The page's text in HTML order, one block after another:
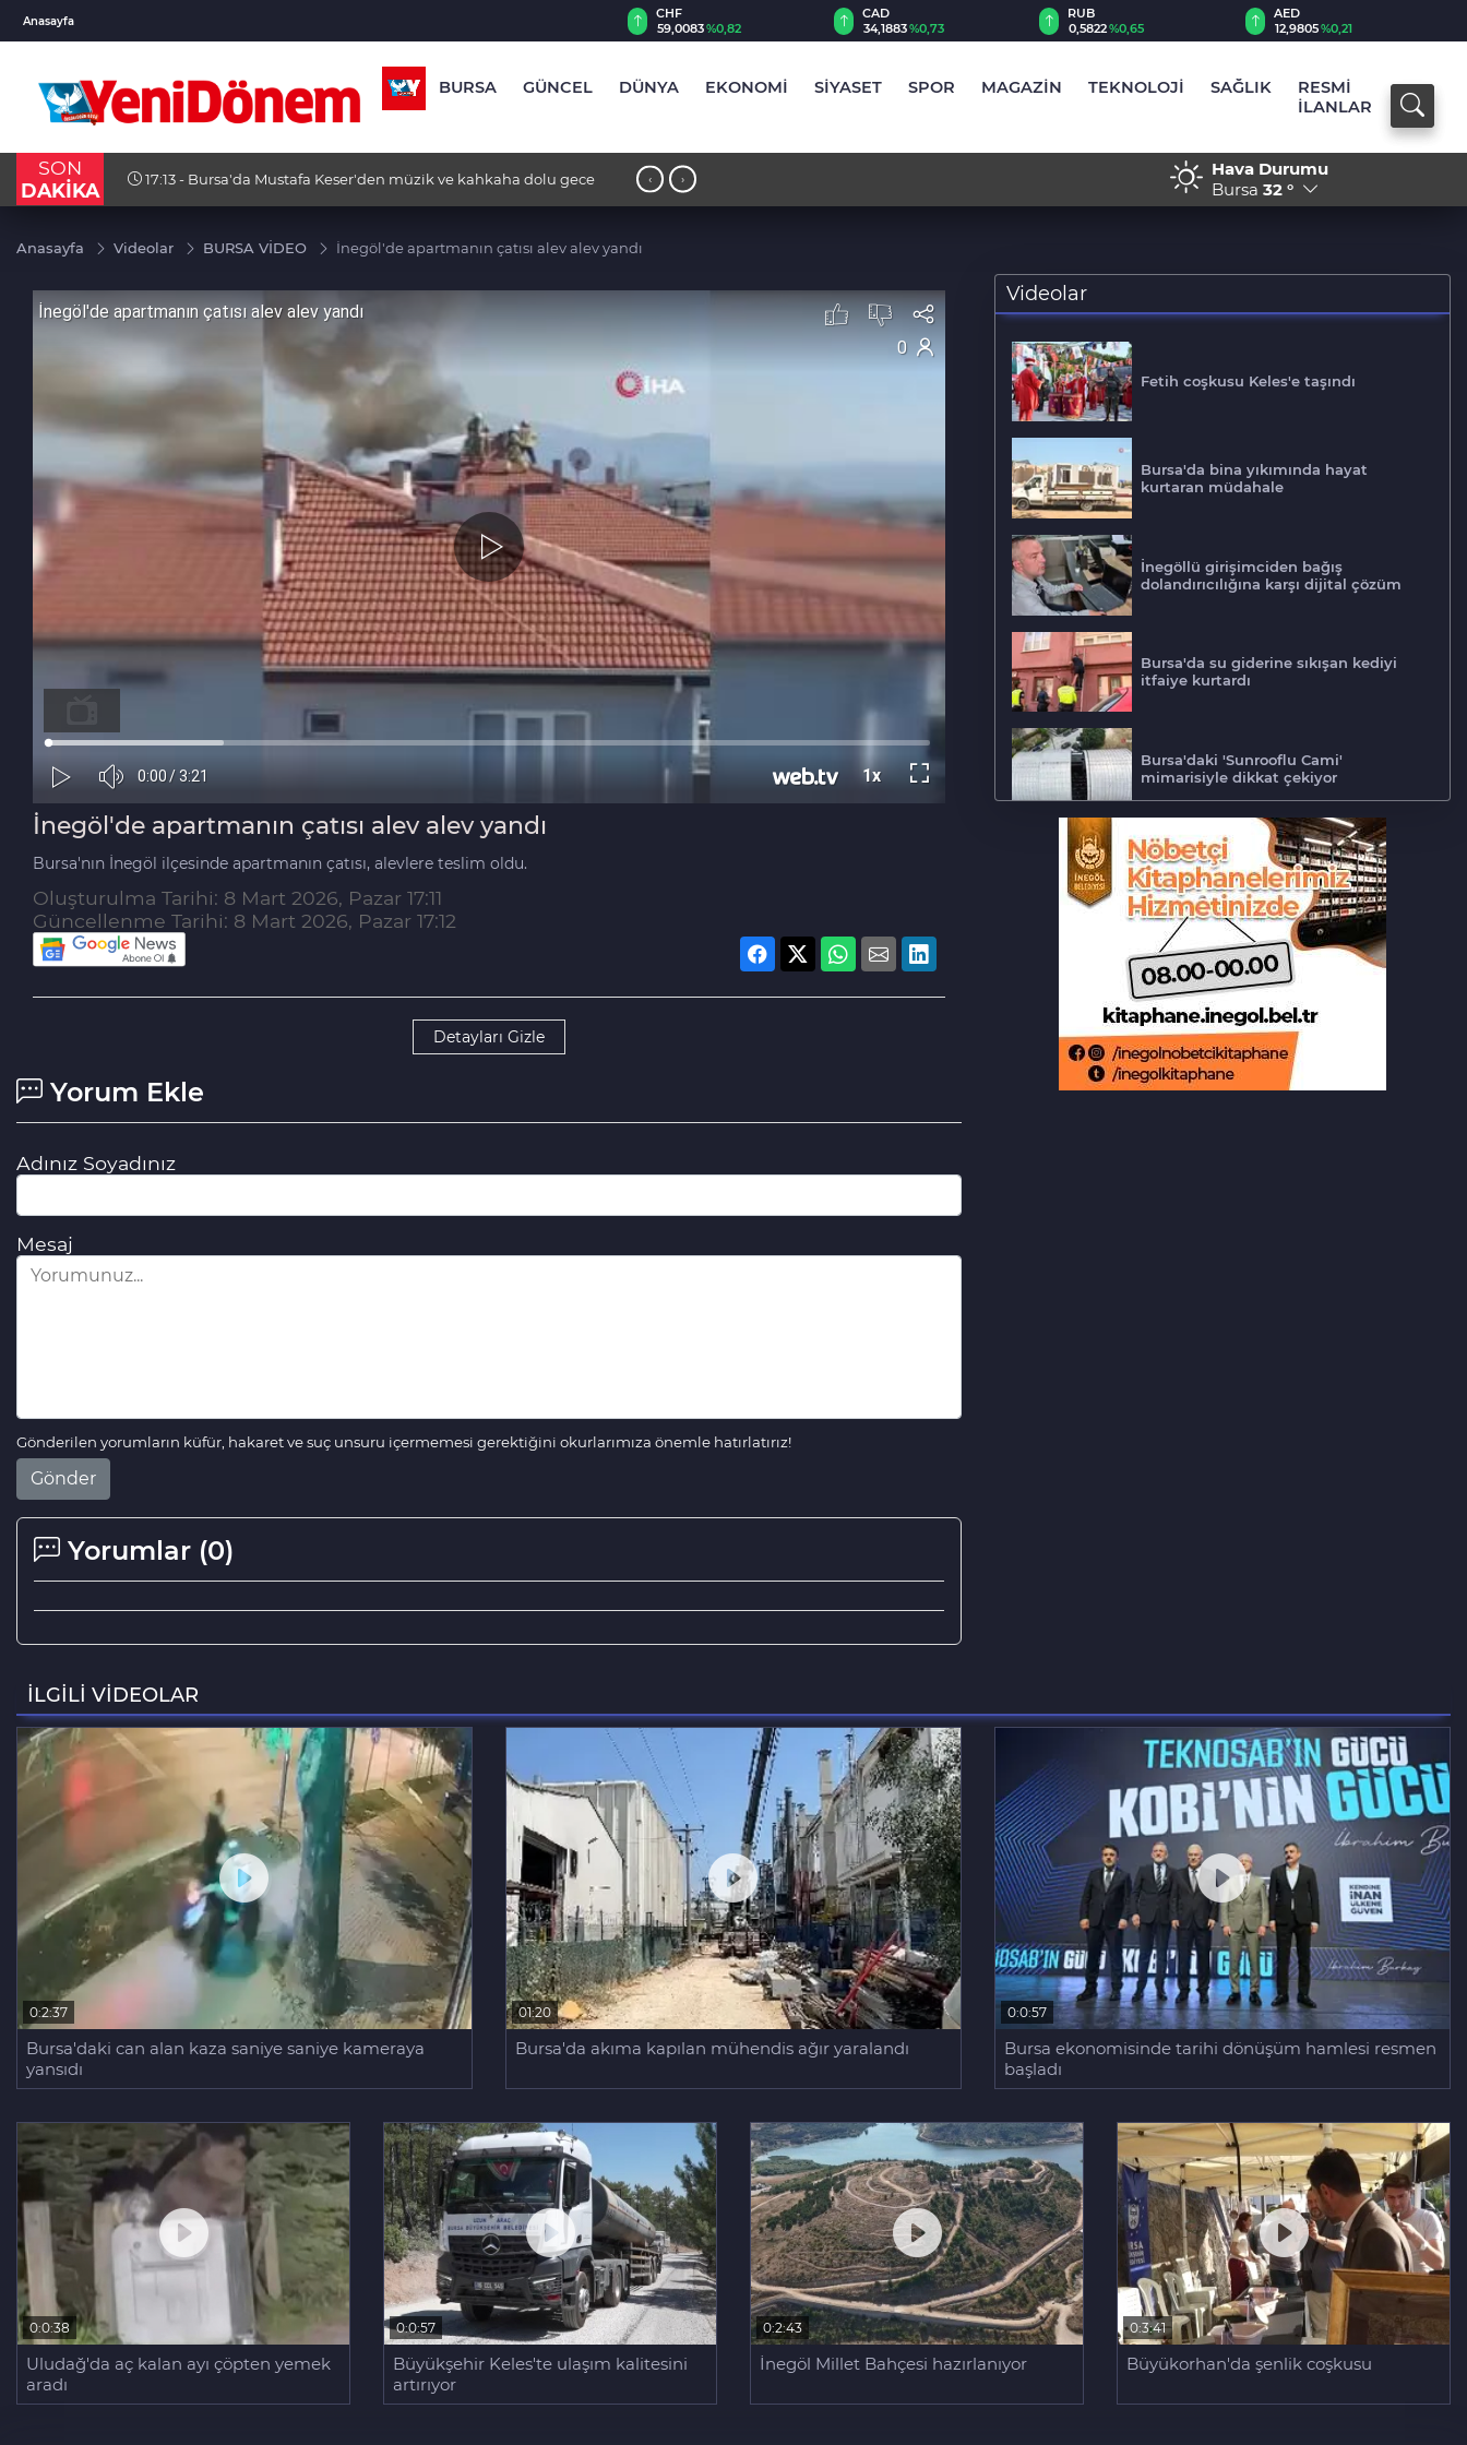
Anasayfa
USD
47,6787
CHF
59,0083%0,82
CAD
34,1883%0,73
RUB
0,5822%0,65
AED
12,9805%0,21
BURSA GÜNCEL DÜNYA EKONOMİ SİYASET SPOR MAGAZİN TEKNOLOJİ SAĞLIK
RESMİ
İLANLAR
SON
DAKİKA
Türk 17:13 - Bursa'da Mustafa Keser'den müzik ve kahkaha dolu gece 16:29 - Bursa’da otomobil alevlere teslim oldu! Geriye enkazı kaldı 16:26 - Karacabey’de
‹ ›
Hava Durumu
Bursa 32 °
Anasayfa Videolar BURSA VİDEO İnegöl'de apartmanın çatısı alev alev yandı
İnegöl'de apartmanın çatısı alev alev yandı
Bursa'nın İnegöl ilçesinde apartmanın çatısı, alevlere teslim oldu.
Oluşturulma Tarihi: 8 Mart 2026, Pazar 17:11
Güncellenme Tarihi: 8 Mart 2026, Pazar 17:12
Detayları Gizle
Yorum Ekle
Adınız Soyadınız
Mesaj
Gönderilen yorumların küfür, hakaret ve suç unsuru içermemesi gerektiğini okurlarımıza önemle hatırlatırız!
Gönder
Yorumlar (0)
Videolar
Fetih coşkusu Keles'e taşındı
Bursa'da bina yıkımında hayat
kurtaran müdahale
İnegöllü girişimciden bağış
dolandırıcılığına karşı dijital çözüm
Bursa'da su giderine sıkışan kediyi
itfaiye kurtardı
Bursa'daki 'Sunrooflu Cami'
mimarisiyle dikkat çekiyor
Adalet Komisyonu'nda gerginlik
Bursa'da barakaya sıçrayan yangın
ekipleri harekete geçirdi
Aslı Hünel’den Bursa'da müzik
ziyafeti
İLGİLİ VİDEOLAR
0:2:37
Bursa'daki can alan kaza saniye saniye kameraya
yansıdı
01:20
Bursa'da akıma kapılan mühendis ağır yaralandı
0:0:57
Bursa ekonomisinde tarihi dönüşüm hamlesi resmen
başladı
0:0:38
Uludağ'da aç kalan ayı çöpten yemek
aradı
0:0:57
Büyükşehir Keles'te ulaşım kalitesini
artırıyor
0:2:43
İnegöl Millet Bahçesi hazırlanıyor
0:3:41
Büyükorhan'da şenlik coşkusu